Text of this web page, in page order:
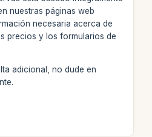
nuestras páginas web
necesaria acerca de
precios y los formularios de
adicional, no dude en